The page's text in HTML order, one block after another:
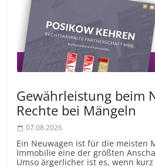
Gewährleistung beim
Rechte bei Mängeln
07.08.2026
Ein Neuwagen ist für die meisten
Immobilie eine der größten
Umso ärgerlicher ist es, wenn